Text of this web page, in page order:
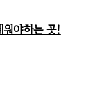
워야하는 곳!